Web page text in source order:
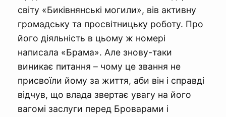
світу «Биківнянські могили», вів активну
громадську та просвітницьку роботу. Про
його діяльність в цьому ж номері
написала «Брама». Але знову-таки
виникає питання – чому це звання не
присвоїли йому за життя, аби він і справді
відчув, що влада звертає увагу на його
вагомі заслуги перед Броварами і